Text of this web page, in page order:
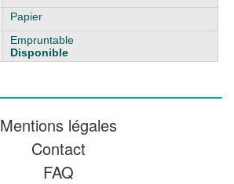
Papier
Empruntable
Disponible
Mentions légales
Contact
FAQ